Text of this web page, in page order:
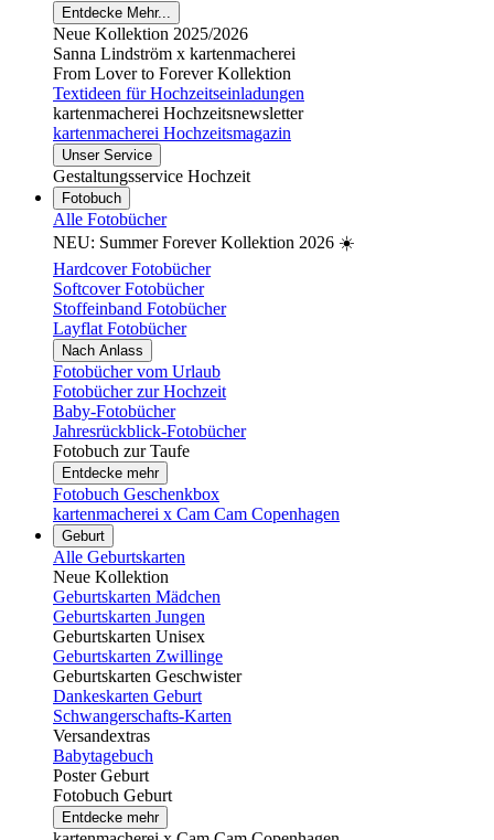
Entdecke Mehr...
Neue Kollektion 2025/2026
Sanna Lindström x kartenmacherei
From Lover to Forever Kollektion
Textideen für Hochzeitseinladungen
kartenmacherei Hochzeitsnewsletter
kartenmacherei Hochzeitsmagazin
Unser Service
Gestaltungsservice Hochzeit
Fotobuch
Alle Fotobücher
NEU: Summer Forever Kollektion 2026 ☀️
Hardcover Fotobücher
Softcover Fotobücher
Stoffeinband Fotobücher
Layflat Fotobücher
Nach Anlass
Fotobücher vom Urlaub
Fotobücher zur Hochzeit
Baby-Fotobücher
Jahresrückblick-Fotobücher
Fotobuch zur Taufe
Entdecke mehr
Fotobuch Geschenkbox
kartenmacherei x Cam Cam Copenhagen
Geburt
Alle Geburtskarten
Neue Kollektion
Geburtskarten Mädchen
Geburtskarten Jungen
Geburtskarten Unisex
Geburtskarten Zwillinge
Geburtskarten Geschwister
Dankeskarten Geburt
Schwangerschafts-Karten
Versandextras
Babytagebuch
Poster Geburt
Fotobuch Geburt
Entdecke mehr